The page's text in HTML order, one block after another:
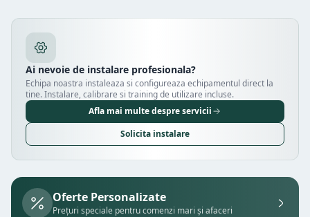
Ai nevoie de instalare profesionala?
Echipa noastra instaleaza si configureaza echipamentul direct la
tine. Instalare, calibrare si training de utilizare incluse.
Afla mai multe despre servicii
Solicita instalare
Oferte Personalizate
Prețuri speciale pentru comenzi mari și afaceri